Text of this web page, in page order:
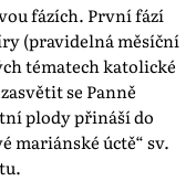
fázích. První fází
(pravidelná měsíční
tématech katolické
se Panně
plody přináší do
mariánské úctě“ sv.